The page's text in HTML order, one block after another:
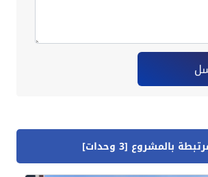
بالمشروع [3 وحدات]